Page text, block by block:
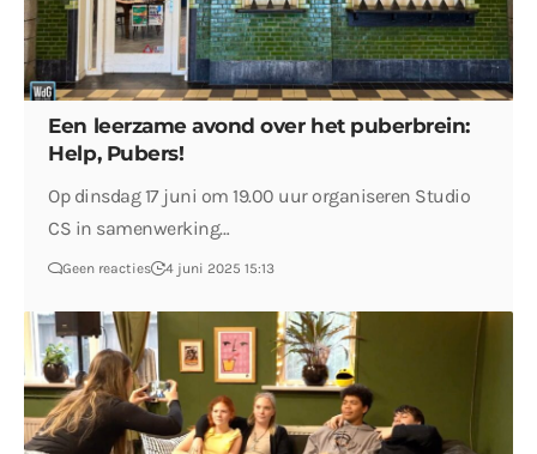
Een leerzame avond over het puberbrein:
Help, Pubers!
Op dinsdag 17 juni om 19.00 uur organiseren Studio
CS in samenwerking…
Geen reacties 4 juni 2025 15:13